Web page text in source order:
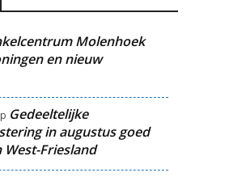
Molenhoek
en nieuw
Gedeeltelijke
in augustus goed
Friesland